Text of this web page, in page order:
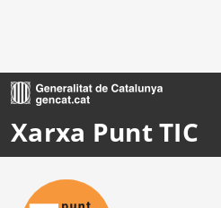
Xarxa Punt TIC